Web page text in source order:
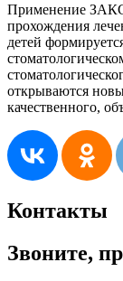
Применение ЗАКС
прохождения
детей
открываются
качественного,
Контакты
Звоните,